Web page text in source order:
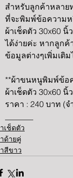
สำหรับลูกค้าหลา
ที่จะพิมพ์ข้อความห
ผ้าเช็ดตัว 30x60
ได้ง่ายค่ะ หากลูก
ข้อมูลต่างๆเพิ่มเติม
**ผ้าขนหนูพิมพ์ข้อ
ผ้าเช็ดตัว 30x60
ราคา : 240 บาท (
เช็ดตัว
ด้ายคู่
สีขาว